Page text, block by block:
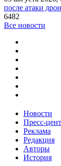
после атаки
6482
Все новости
Новости
Пресс-
Реклама
Редакция
Авторы
История